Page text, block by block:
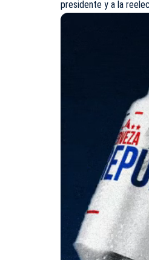
presidente y a la